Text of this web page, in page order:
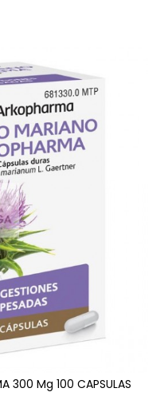
300 Mg 100 CAPSULAS